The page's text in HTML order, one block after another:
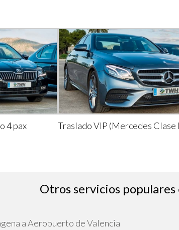
4 pax Traslado VIP (Mercedes Clase
Otros servicios populares
a Aeropuerto de Valencia